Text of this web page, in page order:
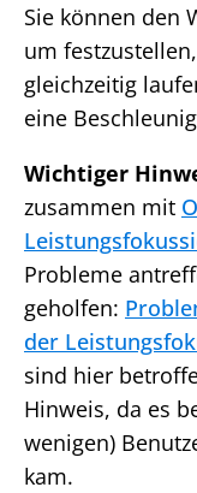
Sie können den
um
gleichzeitig
eine
Wichtiger
zusammen mit
Probleme
geholfen:
der
sind hier
Hinweis, da es
wenigen)
kam.